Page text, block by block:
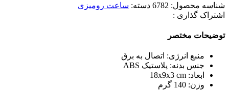
شناسه محصول: 6782 دسته: ساعت رومیزی
اشتراک گذاری :
توضیحات مختصر
منبع انرژی: اتصال به برق
جنس بدنه: پلاستیک ABS
ابعاد: 18x9x3 cm
وزن: 140 گرم